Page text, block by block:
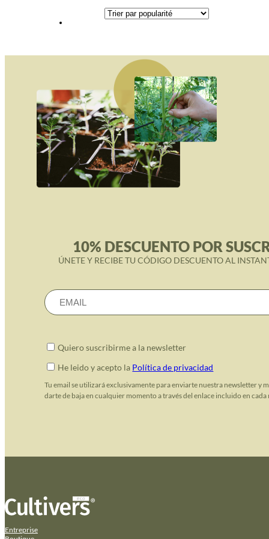
12.99€
Popularité
10% DESCUENTO POR
ÚNETE Y RECIBE TU CÓDIGO DESCUENTO AL
Quiero suscribirme a la newsletter
He leido y acepto la Política de privacidad
Tu email se utilizará exclusivamente para enviarte nuestra newsletter
darte de baja en cualquier momento a través del enlace incluido en cada
Entreprise